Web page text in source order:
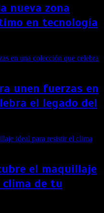
nueva zona
en tecnología
unen fuerzas en
el legado del
el maquillaje
de tu